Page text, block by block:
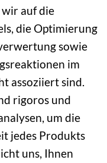
wir auf die
die Optimierung
sowie
im
assoziiert sind.
rigoros und
um die
jedes Produkts
uns, Ihnen